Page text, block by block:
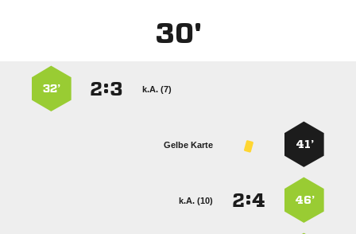
30'
k.A. (7)
:
32’
41’
Gelbe Karte
46’
:
k.A. (10)